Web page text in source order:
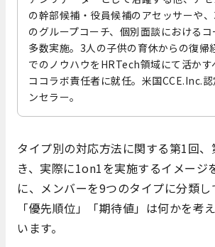
の幹部候補・役員候補のアセッサーや
のグループコーチ、個別面談における
多数実施。3人の子供の育休からの復帰
でのノウハウをHRTech領域にて活かす
ココラボ責任者に就任。米国CCE.Inc.
ンセラー。
タイプ別の対応方法に関する第1回、
き、実際に1on1を実施するイメージ
に、メンバーを9つのタイプに分類
「優先順位」「期待値」は何かを考
います。